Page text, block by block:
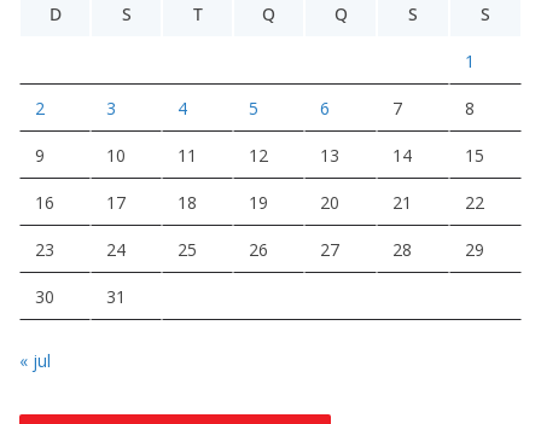
D
S T Q Q S S
1
2 3 4 5 6 7 8
9 10 11 12 13 14 15
16 17 18 19 20 21 22
23 24 25 26 27 28 29
30 31
« jul